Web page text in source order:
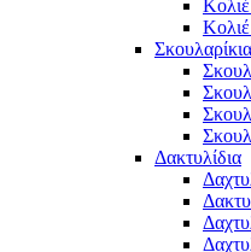
Σκουλαρίκια
Δακτυλίδια